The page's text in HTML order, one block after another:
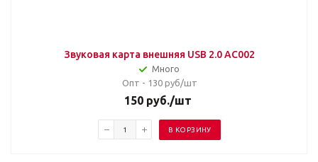
Звуковая карта внешняя USB 2.0 AC002
Много
Опт - 130 руб/шт
150 руб./шт
В КОРЗИНУ